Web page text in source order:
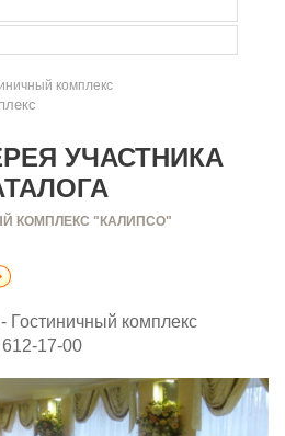
комплекс
УЧАСТНИКА
КОМПЛЕКС "КАЛИПСО"
Гостиничный комплекс
17-00